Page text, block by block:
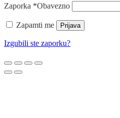
Zaporka *Obavezno
Zapamti me Prijava
Izgubili ste zaporku?